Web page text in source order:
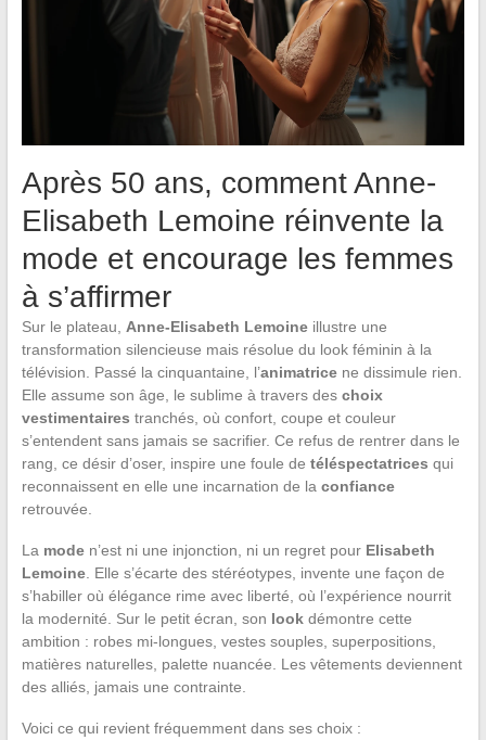
Après 50 ans, comment Anne-
Elisabeth Lemoine réinvente la
mode et encourage les femmes
à s’affirmer
Sur le plateau, Anne-Elisabeth Lemoineillustre une
transformation silencieuse mais résolue du look féminin à la
télévision. Passé la cinquantaine, l’animatricene dissimule rien.
Elle assume son âge, le sublime à travers des choix
vestimentaires tranchés, où confort, coupe et couleur
s’entendent sans jamais se sacrifier. Ce refus de rentrer dans le
rang, ce désir d’oser, inspire une foule de téléspectatrices qui
reconnaissent en elle une incarnation de la confiance
retrouvée.
La moden’est ni une injonction, ni un regret pour Elisabeth
Lemoine. Elle s’écarte des stéréotypes, invente une façon de
s’habiller où élégance rime avec liberté, où l’expérience nourrit
la modernité. Sur le petit écran, son lookdémontre cette
ambition : robes mi-longues, vestes souples, superpositions,
matières naturelles, palette nuancée. Les vêtements deviennent
des alliés, jamais une contrainte.
Voici ce qui revient fréquemment dans ses choix :